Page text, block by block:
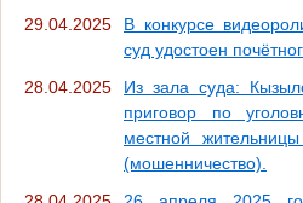
29.04.2025
В конкурсе
суд удостоен
28.04.2025
Из зала суда:
приговор по
местной
(мошенничество).